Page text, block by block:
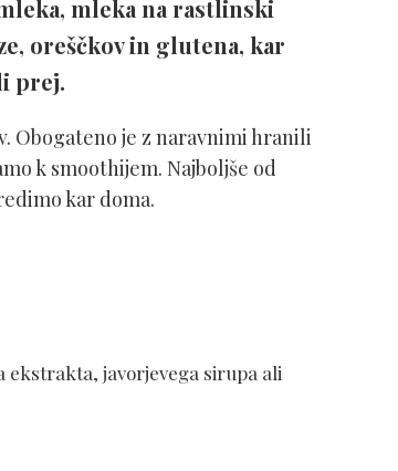
mleka na rastlinski
oreščkov in glutena, kar
prej.
Obogateno je z naravnimi hranili
k smoothijem. Najboljše od
kar doma.
ekstrakta, javorjevega sirupa ali